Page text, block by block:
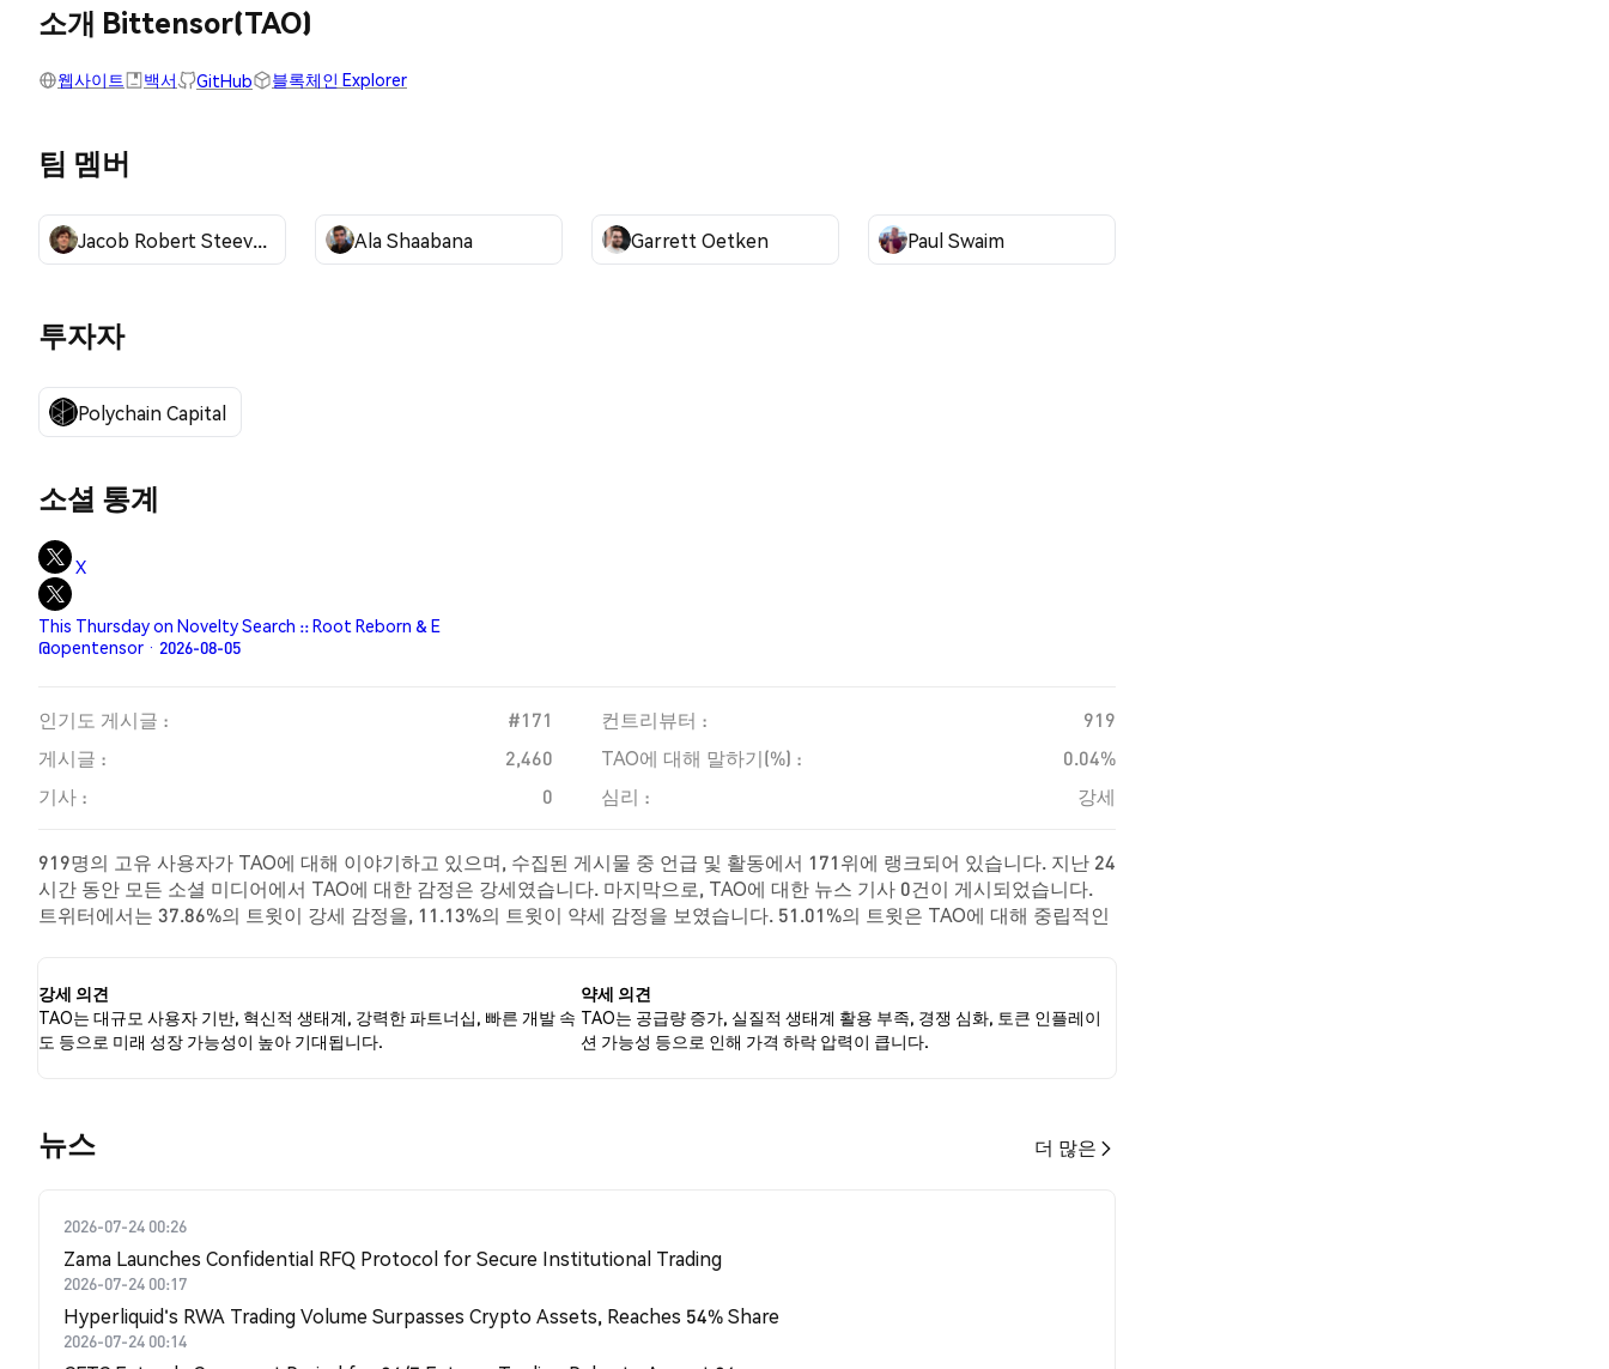
소개 Bittensor(TAO)
웹사이트 백서 GitHub 블록체인 Explorer
팀 멤버
Jacob Robert Steeves Ala Shaabana Garrett Oetken Paul Swaim
투자자
Polychain Capital
소셜 통계
X
This Thursday on Novelty Search :: Root Reborn & E
@opentensor · 2026-08-05
인기도 게시글 : #171 컨트리뷰터 :
919
게시글 :
2,460 TAO에 대해 말하기(%) :
0.04%
기사 :
0 심리 : 강세
919명의 고유 사용자가 TAO에 대해 이야기하고 있으며, 수집된 게시물 중 언급 및 활동에서 171위에 랭크되어 있습니다. 지난 24
시간 동안 모든 소셜 미디어에서 TAO에 대한 감정은 강세였습니다. 마지막으로, TAO에 대한 뉴스 기사 0건이 게시되었습니다.
트위터에서는 37.86%의 트윗이 강세 감정을, 11.13%의 트윗이 약세 감정을 보였습니다. 51.01%의 트윗은 TAO에 대해 중립적인
강세 의견
TAO는 대규모 사용자 기반, 혁신적 생태계, 강력한 파트너십, 빠른 개발 속
도 등으로 미래 성장 가능성이 높아 기대됩니다.
약세 의견
TAO는 공급량 증가, 실질적 생태계 활용 부족, 경쟁 심화, 토큰 인플레이
션 가능성 등으로 인해 가격 하락 압력이 큽니다.
뉴스 더 많은
2026-07-24 00:26
Zama Launches Confidential RFQ Protocol for Secure Institutional Trading
2026-07-24 00:17
Hyperliquid's RWA Trading Volume Surpasses Crypto Assets, Reaches 54% Share
2026-07-24 00:14